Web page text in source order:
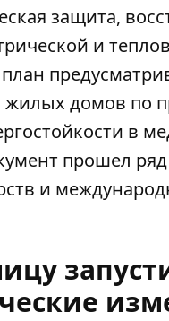
защита,
и
жилых домов по
в
прошел
и